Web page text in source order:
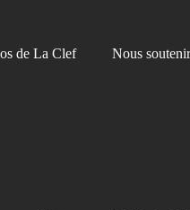
de La Clef
Nous soutenir